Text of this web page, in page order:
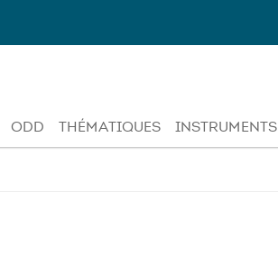
ODD THÉMATIQUES INSTRUMENTS